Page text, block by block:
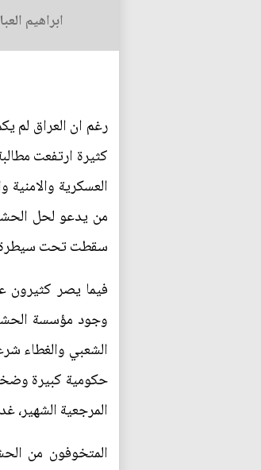
ابراهيم
رغم ان العراق لم
كثيرة ارتفعت
العسكرية
من يدعو لحل الحشد
سقطت تحت
فيما يصر كثيرون
وجود مؤسسة الحشد
الشعبي والغطاء
حكومية كبيرة
المرجعية الشهير،
المتخوفون من